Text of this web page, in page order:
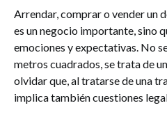
Arrendar, comprar o vender un
es un negocio importante, sino
emociones y expectativas. No
metros cuadrados, se trata de
olvidar que, al tratarse de una
implica también cuestiones